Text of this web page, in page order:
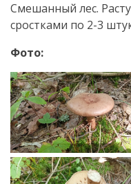
Смешанный лес.
сростками по 2-3
Фото: